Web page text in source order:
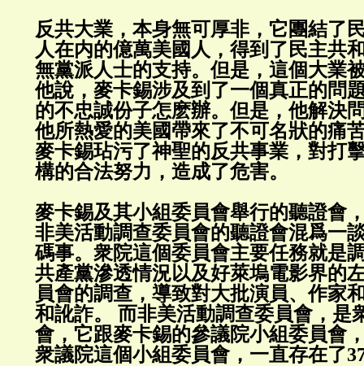
反共大業，本身無可厚非，它團結了
人在内的億萬美國人，得到了民主共
無黨派人士的支持。但是，這個大業
他說，麥卡錫涉及到了一個真正的問
的不忠誠份子怎麽辦。但是，他解決
他所熱愛的美國帶來了不可名狀的痛
麥卡錫玷污了神聖的反共事業，對打
構的合法努力，造成了危害。
麥卡錫及其小組委員會舉行的聽證會
非美活動調查委員會的聽證會混爲一
碼事。衆院這個委員會主要任務就是
共產黨滲透情況以及好萊塢電影界的
員會的調查，導致對大批演員、作家
和訛詐。 而非美活動調查委員會，是
會，它跟麥卡錫的參議院小組委員會
衆議院這個小組委員會，一直存在了